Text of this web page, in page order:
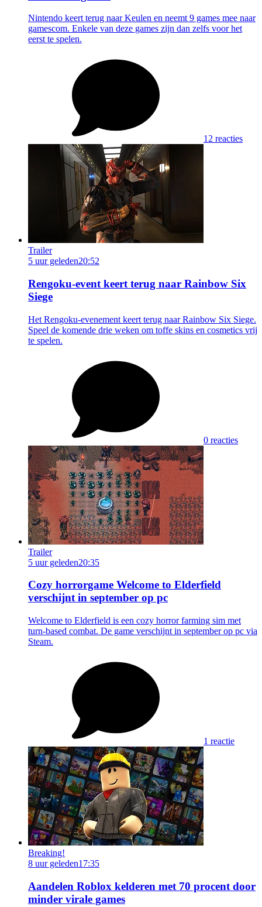
Nintendo keert terug naar Keulen en neemt 9 games mee naar
gamescom. Enkele van deze games zijn dan zelfs voor het
eerst te spelen.
12 reacties
Trailer
5 uur geleden20:52
Rengoku-event keert terug naar Rainbow Six
Siege
Het Rengoku-evenement keert terug naar Rainbow Six Siege.
Speel de komende drie weken om toffe skins en cosmetics vrij
te spelen.
0 reacties
Trailer
5 uur geleden20:35
Cozy horrorgame Welcome to Elderfield
verschijnt in september op pc
Welcome to Elderfield is een cozy horror farming sim met
turn-based combat. De game verschijnt in september op pc via
Steam.
1 reactie
Breaking!
8 uur geleden17:35
Aandelen Roblox kelderen met 70 procent door
minder virale games